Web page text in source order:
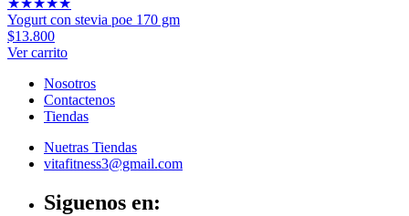
★★★★★
Yogurt con stevia poe 170 gm
$13.800
Ver carrito
Nosotros
Contactenos
Tiendas
Nuetras Tiendas
vitafitness3@gmail.com
Siguenos en: